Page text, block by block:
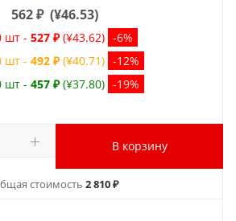
562₽ (¥46.53)
шт - 527 ₽ (¥43.62) -6%
шт - 492 ₽ (¥40.71) -12%
шт - 457 ₽ (¥37.80) -19%
В корзину
стоимость 2 810 ₽